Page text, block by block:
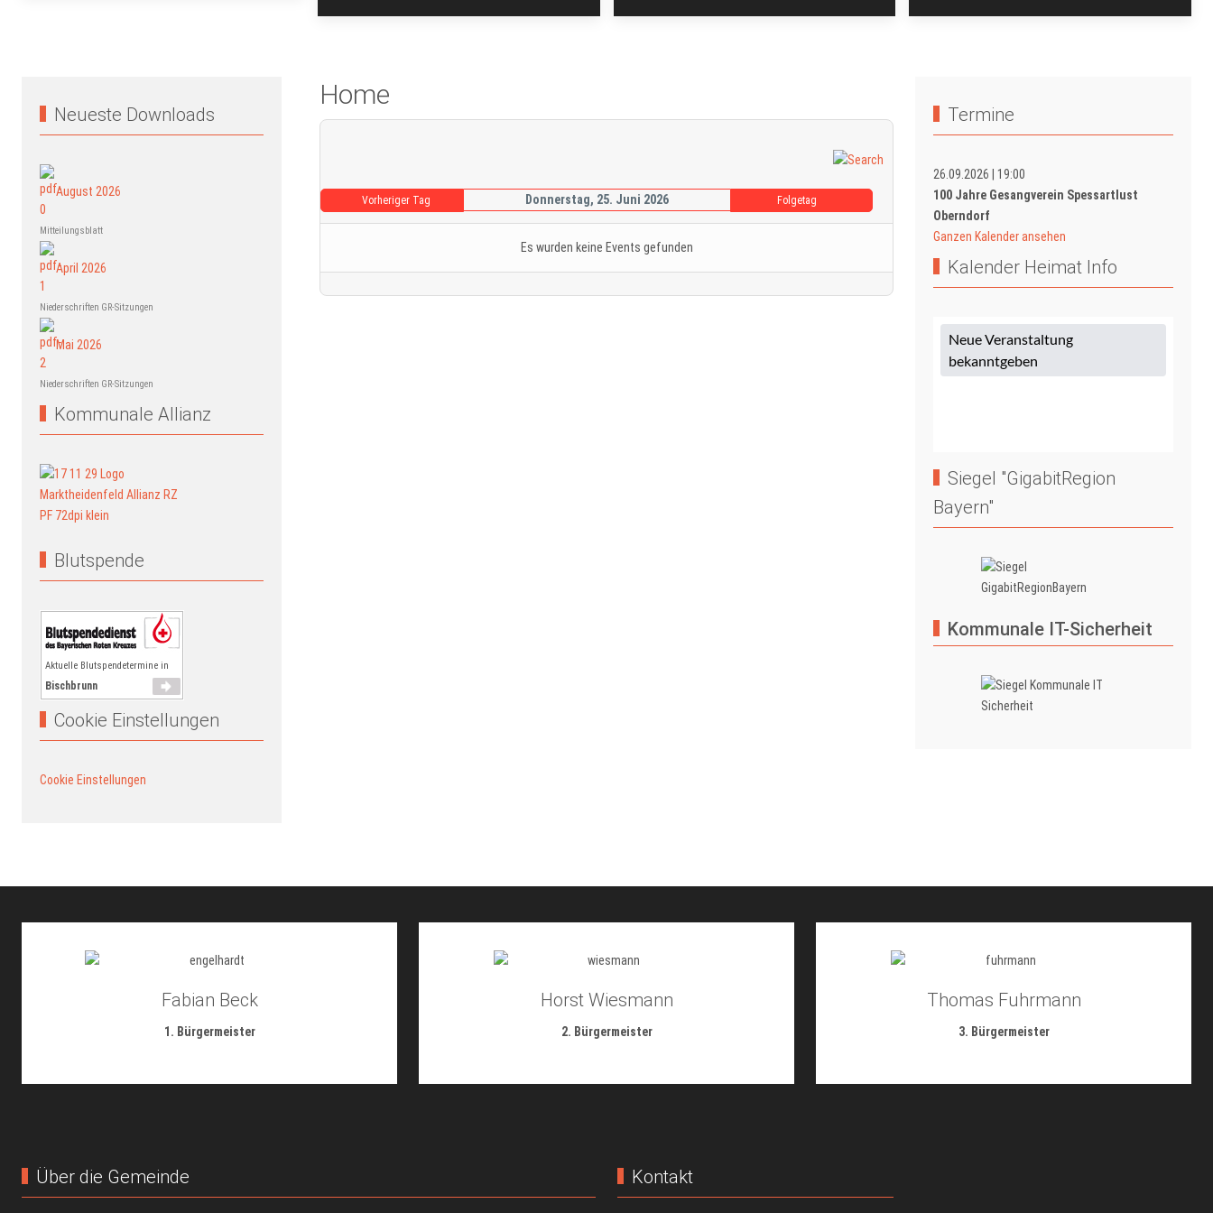
Neueste Downloads
August 2026
Mitteilungsblatt
April 2026
Niederschriften GR-Sitzungen
Mai 2026
Niederschriften GR-Sitzungen
Kommunale Allianz
Blutspende
Aktuelle Blutspendetermine in
Bischbrunn
Cookie Einstellungen
Cookie Einstellungen
Home
Vorheriger Tag Donnerstag, 25. Juni 2026 Folgetag
Es wurden keine Events gefunden
Termine
26.09.2026
19:00
100 Jahre Gesangverein Spessartlust
Oberndorf
Ganzen Kalender ansehen
Kalender Heimat Info
Siegel "GigabitRegion
Bayern"
Kommunale IT-Sicherheit
Fabian Beck
1. Bürgermeister
Horst Wiesmann
2. Bürgermeister
Thomas Fuhrmann
3. Bürgermeister
Über die Gemeinde Kontakt